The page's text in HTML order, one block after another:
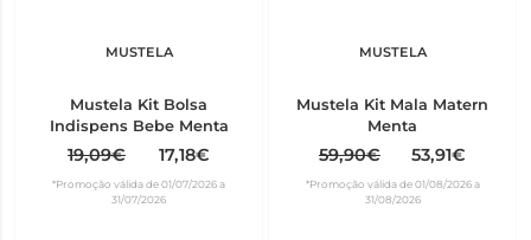
MUSTELA
Mustela Kit Bolsa
Indispens Bebe Menta
19,09€ 17,18€
*Promoção válida de 01/07/2026 a
31/07/2026
MUSTELA
Mustela Kit Mala Matern
Menta
59,90€ 53,91€
*Promoção válida de 01/08/2026 a
31/08/2026